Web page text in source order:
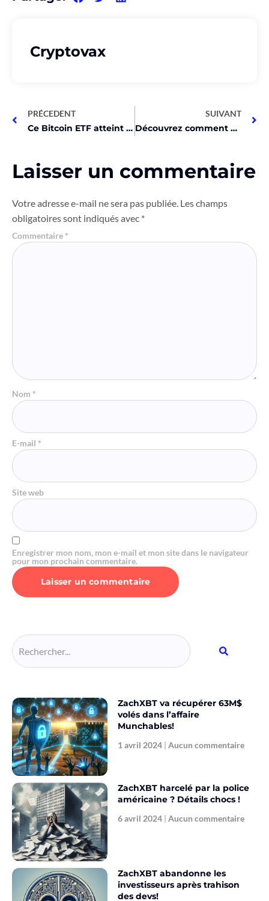
Cryptovax
PRÉCEDENT
Ce Bitcoin ETF atteint 10 milliards en 2 mois, incroyable!
SUIVANT
Découvrez comment VanEck révolutionne la finance avec SegMint!
Laisser un commentaire
Votre adresse e-mail ne sera pas publiée. Les champs
obligatoires sont indiqués avec *
Commentaire *
Nom *
E-mail *
Site web
Enregistrer mon nom, mon e-mail et mon site dans le navigateur
pour mon prochain commentaire.
ZachXBT va récupérer 63M$
volés dans l’affaire
Munchables!
1 avril 2024 Aucun commentaire
ZachXBT harcelé par la police
américaine ? Détails chocs !
6 avril 2024 Aucun commentaire
ZachXBT abandonne les
investisseurs après trahison
des devs!